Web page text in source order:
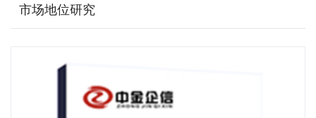
市场地位研究